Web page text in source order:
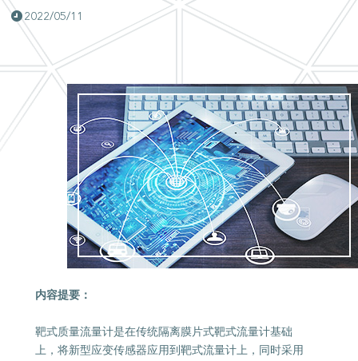
2022/05/11
内容提要：
靶式质量流量计是在传统隔离膜片式靶式流量计基础
上，将新型应变传感器应用到靶式流量计上，同时采用